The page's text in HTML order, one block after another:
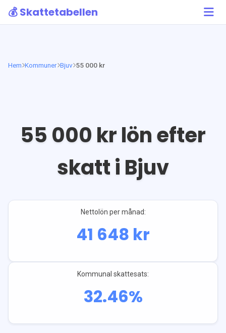
💰 Skattetabellen
Hem Kommuner Bjuv 55 000 kr
55 000 kr lön efter
skatt i Bjuv
Nettolön per månad:
41 648 kr
Kommunal skattesats:
32.46%